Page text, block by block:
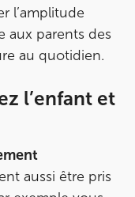
l’amplitude
aux parents des
au quotidien.
l’enfant et
aussi être pris